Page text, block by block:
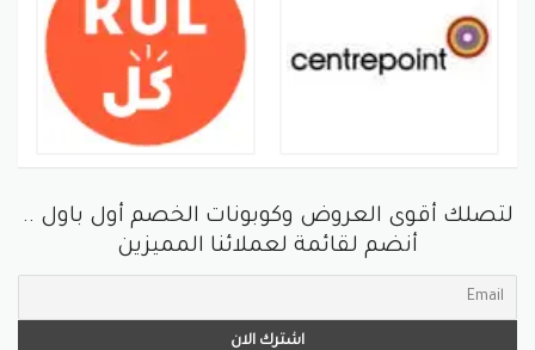
لتصلك أقوى العروض وكوبونات الخصم أول باول ..
أنضم لقائمة لعملائنا المميزين